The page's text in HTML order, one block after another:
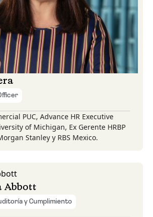
PUC, Advance HR Executive
of Michigan, Ex Gerente HRBP
Stanley y RBS Mexico.
Abbott
y Cumplimiento